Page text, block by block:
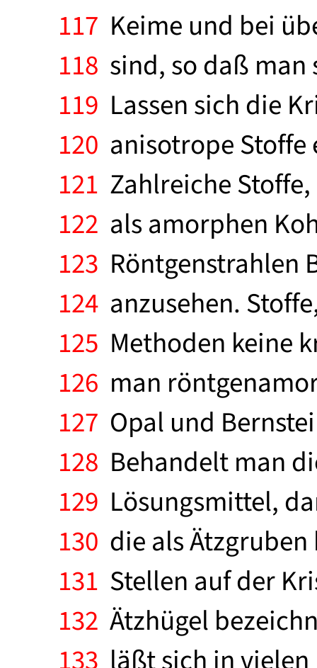
117 Keime und bei
118 sind, so daß
119 Lassen sich die
120 anisotrope
121 Zahlreiche
122 als amorphen
123 Röntgenstrahlen
124 anzusehen.
125 Methoden keine
126 man
127 Opal und
128 Behandelt man
129 Lösungsmittel,
130 die als
131 Stellen auf der
132 Ätzhügel